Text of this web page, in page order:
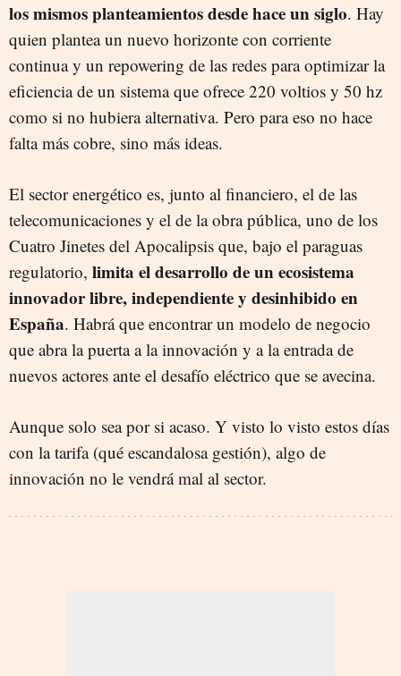
los mismos planteamientos desde hace un siglo. Hay
quien plantea un nuevo horizonte con corriente
continua y un repowering de las redes para optimizar la
eficiencia de un sistema que ofrece 220 voltios y 50 hz
como si no hubiera alternativa. Pero para eso no hace
falta más cobre, sino más ideas.
El sector energético es, junto al financiero, el de las
telecomunicaciones y el de la obra pública, uno de los
Cuatro Jinetes del Apocalipsis que, bajo el paraguas
regulatorio, limita el desarrollo de un ecosistema
innovador libre, independiente y desinhibido en
España. Habrá que encontrar un modelo de negocio
que abra la puerta a la innovación y a la entrada de
nuevos actores ante el desafío eléctrico que se avecina.
Aunque solo sea por si acaso. Y visto lo visto estos días
con la tarifa (qué escandalosa gestión), algo de
innovación no le vendrá mal al sector.